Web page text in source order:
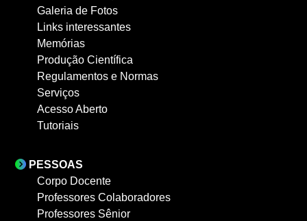
Galeria de Fotos
Links interessantes
Memórias
Produção Científica
Regulamentos e Normas
Serviços
Acesso Aberto
Tutoriais
PESSOAS
Corpo Docente
Professores Colaboradores
Professores Sênior